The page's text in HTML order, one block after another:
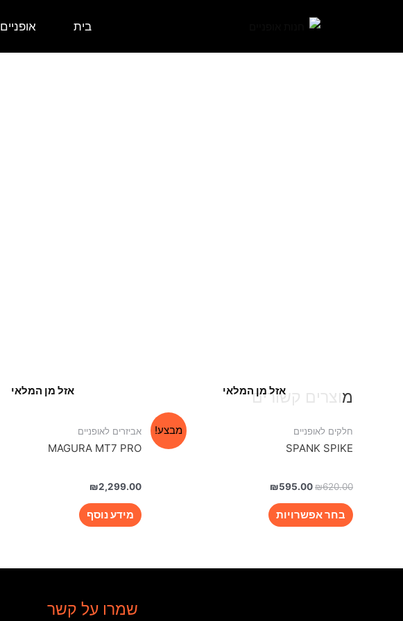
בית אופניים
מוצרים קשורים
מבצע!
אזל מן המלאי
חלקים לאופניים
SPANK SPIKE
₪620.00
₪595.00
בחר אפשרויות
אזל מן המלאי
אביזרים לאופניים
MAGURA MT7 PRO
₪2,299.00
מידע נוסף
שמרו על קשר